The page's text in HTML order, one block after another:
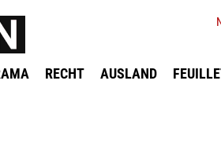
RECHT AUSLAND